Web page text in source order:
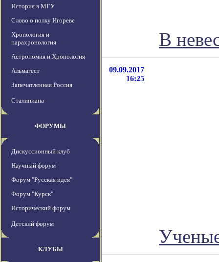
История в МГУ
Слово о полку Игореве
Хронология и
парахронология
Астрономия и Хронология
Альмагест
Запечатленная Россия
Сталиниана
ФОРУМЫ
Дискуссионный клуб
Научный форум
Форум "Русская идея"
Форум "Курск"
Исторический форум
Детский форум
КЛУБЫ
В
09.09.2017
16:25